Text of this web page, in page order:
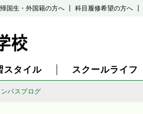
帰国生・外国籍の方へ 科目履修希望の方へ
スタイル スクールライフ
パスブログ